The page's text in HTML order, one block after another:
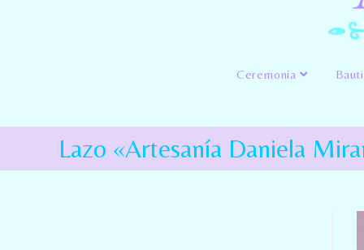
Ceremonia
Lazo «Artesanía Daniela